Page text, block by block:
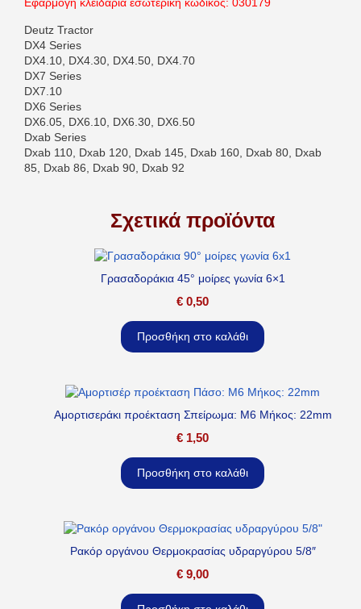
Εφαρμογή κλειδαριά εσωτερική κωδικός: 030179
Deutz Tractor
DX4 Series
DX4.10, DX4.30, DX4.50, DX4.70
DX7 Series
DX7.10
DX6 Series
DX6.05, DX6.10, DX6.30, DX6.50
Dxab Series
Dxab 110, Dxab 120, Dxab 145, Dxab 160, Dxab 80, Dxab
85, Dxab 86, Dxab 90, Dxab 92
Σχετικά προϊόντα
Γρασαδοράκια 45° μοίρες γωνία 6×1
€ 0,50
Προσθήκη στο καλάθι
Αμορτισεράκι προέκταση Σπείρωμα: M6 Μήκος: 22mm
€ 1,50
Προσθήκη στο καλάθι
Ρακόρ οργάνου Θερμοκρασίας υδραργύρου 5/8″
€ 9,00